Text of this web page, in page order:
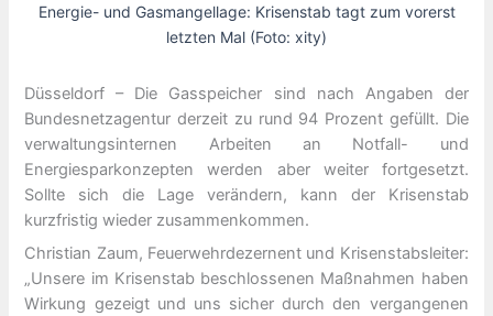
Energie- und Gasmangellage: Krisenstab tagt zum vorerst
letzten Mal (Foto: xity)
Düsseldorf – Die Gasspeicher sind nach Angaben der
Bundesnetzagentur derzeit zu rund 94 Prozent gefüllt. Die
verwaltungsinternen Arbeiten an Notfall- und
Energiesparkonzepten werden aber weiter fortgesetzt.
Sollte sich die Lage verändern, kann der Krisenstab
kurzfristig wieder zusammenkommen.
Christian Zaum, Feuerwehrdezernent und Krisenstabsleiter:
„Unsere im Krisenstab beschlossenen Maßnahmen haben
Wirkung gezeigt und uns sicher durch den vergangenen